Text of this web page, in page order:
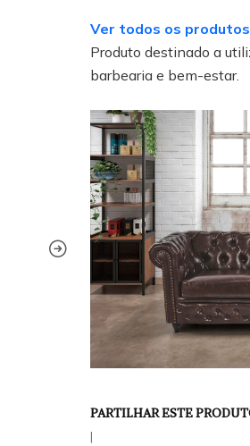
Ver todos os
Produto destinado a
barbearia e bem-estar.
PARTILHAR ESTE
|